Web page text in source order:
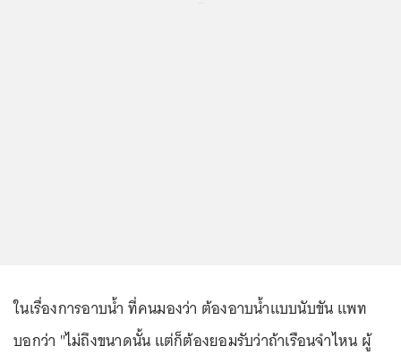
ในเรื่องการอาบน้ำ ที่คนมองว่า ต้องอาบน้ำแบบนับขัน แพท
บอกว่า "ไม่ถึงขนาดนั้น แต่ก็ต้องยอมรับว่าถ้าเรือนจำไหน ผู้